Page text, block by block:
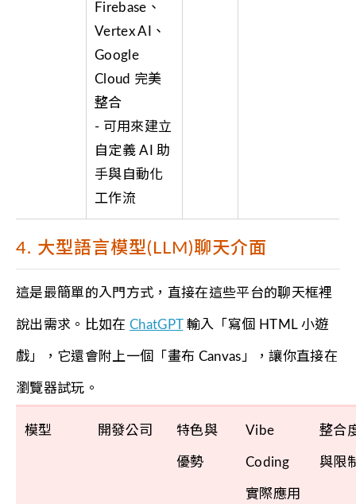
Firebase、
Vertex AI、
Google
Cloud 完美
整合
- 可用來建立
自定義 AI 助
手與自動化
工作流
4. 大型語言模型(LLM)聊天介面
這是最簡單的入門方式，直接在這些平台的聊天框裡
說出需求。比如在ChatGPT輸入「寫個 HTML 小遊
戲」，它還會附上一個「畫布 Canvas」，讓你直接在
瀏覽器試玩。
模型 開發公司 特色與
優勢
Vibe
Coding
實際應用
整合
與限